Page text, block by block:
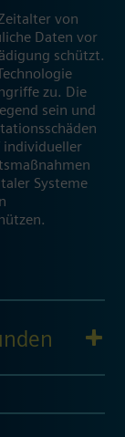
von
Daten vor
schützt.
zu. Die
sein und
individueller
Systeme